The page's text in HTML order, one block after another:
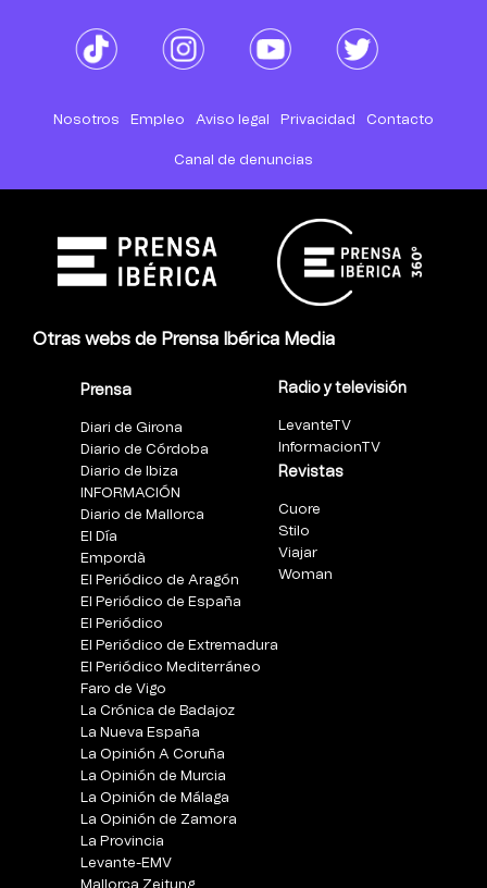
Nosotros Empleo Aviso legal Privacidad Contacto
Canal de denuncias
Otras webs de Prensa Ibérica Media
Prensa
Diari de Girona
Diario de Córdoba
Diario de Ibiza
INFORMACIÓN
Diario de Mallorca
El Día
Empordà
El Periódico de Aragón
El Periódico de España
El Periódico
El Periódico de Extremadura
El Periódico Mediterráneo
Faro de Vigo
La Crónica de Badajoz
La Nueva España
La Opinión A Coruña
La Opinión de Murcia
La Opinión de Málaga
La Opinión de Zamora
La Provincia
Levante-EMV
Mallorca Zeitung
Radio y televisión
LevanteTV
InformacionTV
Revistas
Cuore
Stilo
Viajar
Woman